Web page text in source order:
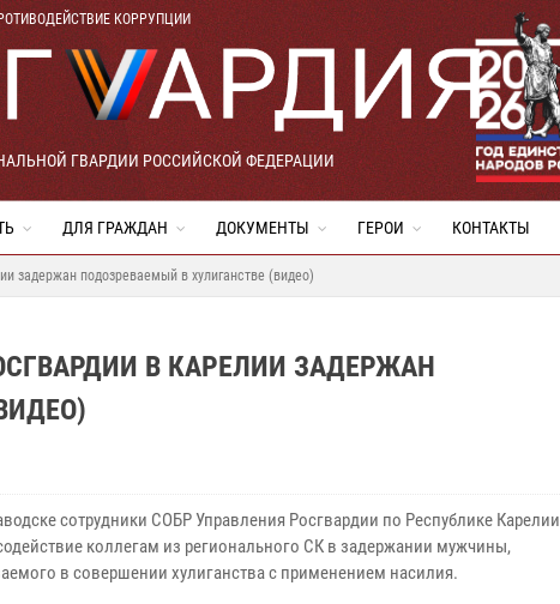
КОРРУПЦИИ
ГВАРДИИ РОССИЙСКОЙ ФЕДЕРАЦИИ
ДЛЯ ГРАЖДАН ДОКУМЕНТЫ ГЕРОИ КОНТАКТЫ
задержан подозреваемый в хулиганстве (видео)
В КАРЕЛИИ ЗАДЕРЖАН
сотрудники СОБР Управления Росгвардии по Республике Карелии
коллегам из регионального СК в задержании мужчины,
в совершении хулиганства с применением насилия.